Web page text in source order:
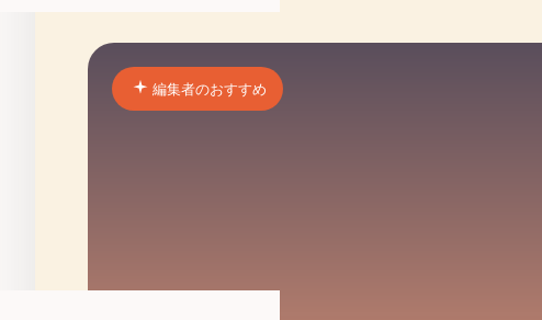
編集者のおすすめ